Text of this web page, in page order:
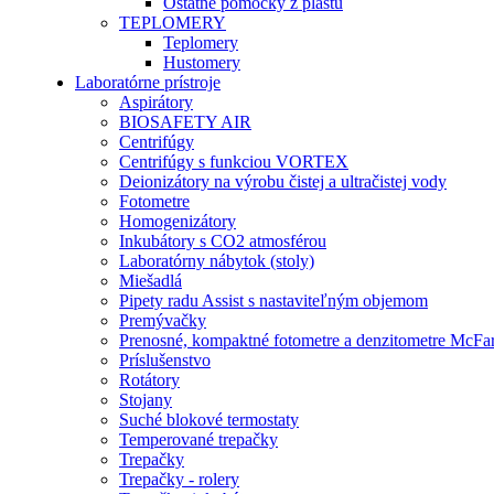
TEPLOMERY
Teplomery
Hustomery
Laboratórne prístroje
Aspirátory
BIOSAFETY AIR
Centrifúgy
Centrifúgy s funkciou VORTEX
Deionizátory na výrobu čistej a ultračistej vody
Fotometre
Homogenizátory
Inkubátory s CO2 atmosférou
Laboratórny nábytok (stoly)
Miešadlá
Pipety radu Assist s nastaviteľným objemom
Premývačky
Prenosné, kompaktné fotometre a denzitometre
Príslušenstvo
Rotátory
Stojany
Suché blokové termostaty
Temperované trepačky
Trepačky
Trepačky - rolery